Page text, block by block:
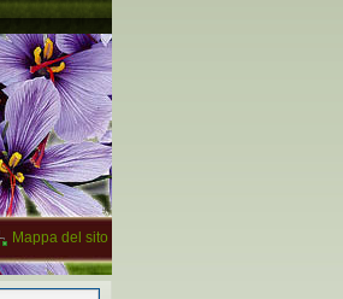
Mappa del sito